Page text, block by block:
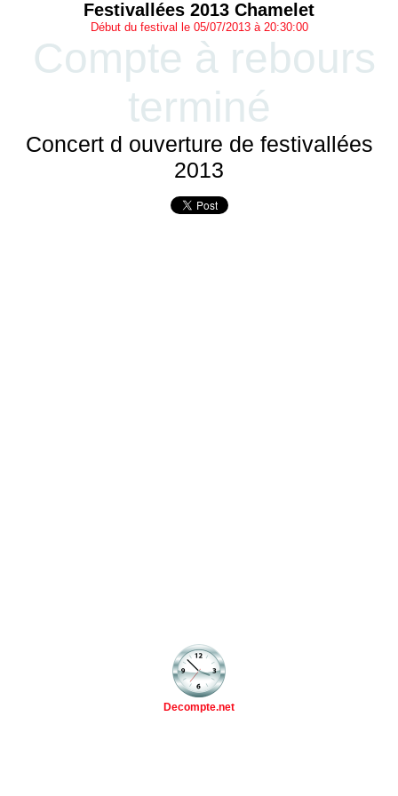
Festivallées 2013 Chamelet
Début du festival le 05/07/2013 à 20:30:00
Compte à rebours
terminé
Concert d ouverture de festivallées
2013
Decompte.net